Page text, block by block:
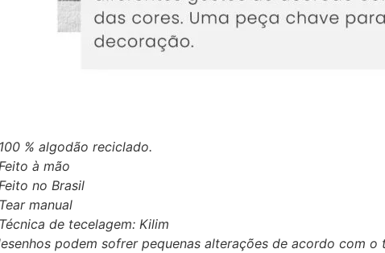
100 % algodão reciclado.
à mão
no Brasil
Tear manual
Técnica de tecelagem: Kilim
podem sofrer pequenas alterações de acordo com o